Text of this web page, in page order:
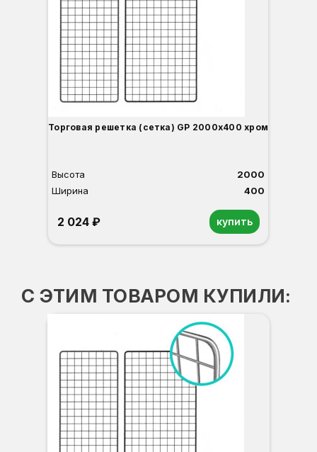
Торговая решетка (сетка) GP 2000х400 хром
Высота
2000
Ширина
400
2 024 ₽ купить
С ЭТИМ ТОВАРОМ КУПИЛИ: